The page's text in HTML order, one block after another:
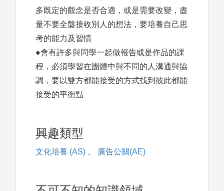
多既定的觀念是否合適，或是需要改變，盡
量不要全盤接收別人的想法，要培養自己思
考的能力及習慣
●會有許多與同學一起做報告或是作品的課
程，必須學習在團體中與不同的人溝通與協
調，要以雙方都能接受的方式找到彼此都能
接受的平衡點
興趣類型
文化培養 (AS) 、 廣告公關(AE)